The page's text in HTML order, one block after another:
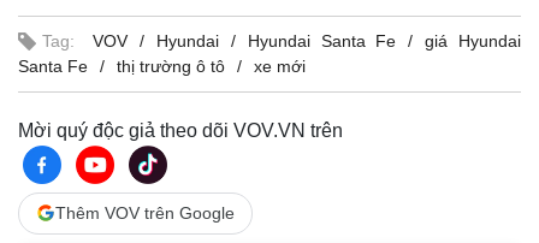
Bất động sản
Khởi nghiệp
Giá vàng
Tiêu dùng
Tỷ giá
Chứng khoán
Tag: VOV Hyundai Hyundai Santa Fe
giá Hyundai
Santa Fe
thị trường ô tô xe mới
Mời quý độc giả theo dõi VOV.VN trên
Thêm VOV trên Google